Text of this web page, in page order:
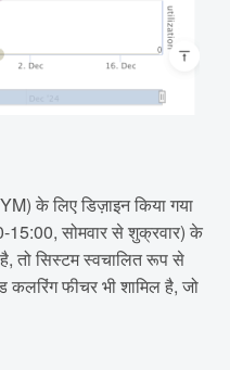
के लिए डिज़ाइन किया गया
सोमवार से शुक्रवार) के
तो सिस्टम स्वचालित रूप से
फीचर भी शामिल है, जो